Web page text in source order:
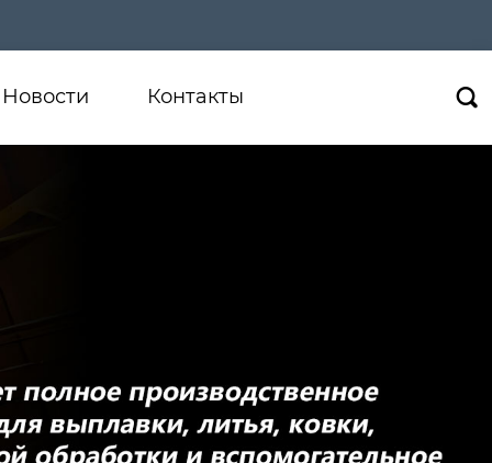
Новости Контакты 